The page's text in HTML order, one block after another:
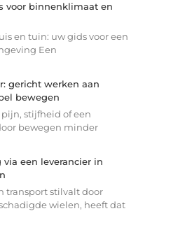
voor binnenklimaat en
en tuin: uw gids voor een
Een
gericht werken aan
bewegen
stijfheid of een
bewegen minder
via een leverancier in
transport stilvalt door
wielen, heeft dat